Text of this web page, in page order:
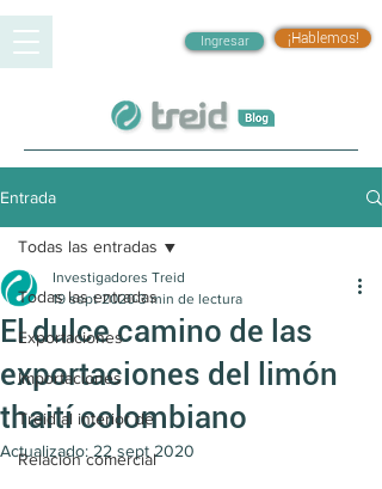
¡Hablemos!
Ingresar
Entrada
Todas las entradas
Exportaciones
Importaciones
Treid al interior de
Relación comercial
Todas las entradas
El dulce camino de las
exportaciones del limón
thaití colombiano
Investigadores Treid
19 sept 2020 3 min de lectura
Actualizado: 22 sept 2020